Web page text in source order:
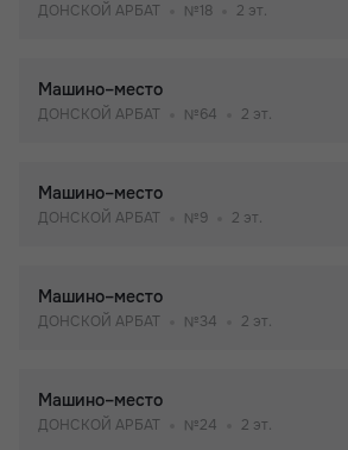
ДОНСКОЙ АРБАТ №18 2 эт.
Машино–место
ДОНСКОЙ АРБАТ №64 2 эт.
Машино–место
ДОНСКОЙ АРБАТ №9 2 эт.
Машино–место
ДОНСКОЙ АРБАТ №34 2 эт.
Машино–место
ДОНСКОЙ АРБАТ №24 2 эт.